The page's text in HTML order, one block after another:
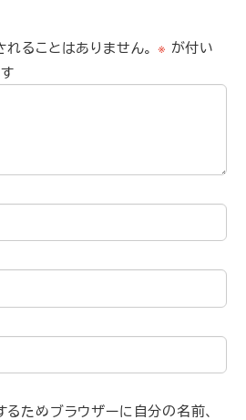
ることはありません。 ※ が付い
るためブラウザーに自分の名前、